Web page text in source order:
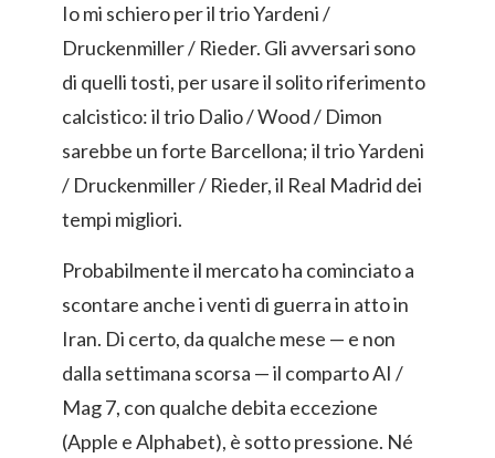
Io mi schiero per il trio Yardeni /
Druckenmiller / Rieder. Gli avversari sono
di quelli tosti, per usare il solito riferimento
calcistico: il trio Dalio / Wood / Dimon
sarebbe un forte Barcellona; il trio Yardeni
/ Druckenmiller / Rieder, il Real Madrid dei
tempi migliori.
Probabilmente il mercato ha cominciato a
scontare anche i venti di guerra in atto in
Iran. Di certo, da qualche mese — e non
dalla settimana scorsa — il comparto AI /
Mag 7, con qualche debita eccezione
(Apple e Alphabet), è sotto pressione. Né